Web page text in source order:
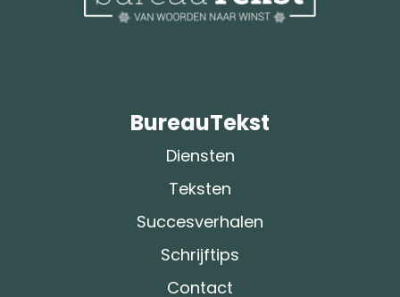
BureauTekst
Diensten
Teksten
Succesverhalen
Schrijftips
Contact